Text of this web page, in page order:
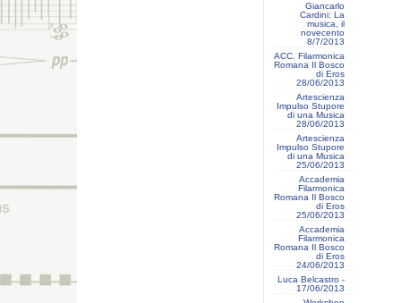
Giancarlo
Cardini: La
musica, il
novecento
8/7/2013
ACC. Filarmonica
Romana Il Bosco
di Eros
28/06/2013
Artescienza
Impulso Stupore
di una Musica
28/06/2013
Artescienza
Impulso Stupore
di una Musica
25/06/2013
Accademia
Filarmonica
Romana Il Bosco
di Eros
25/06/2013
Accademia
Filarmonica
Romana Il Bosco
di Eros
24/06/2013
Luca Belcastro -
17/06/2013